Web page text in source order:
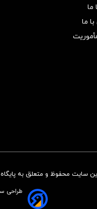
ما
ما
سایت محفوظ و متعلق به پایگاه
طراحی